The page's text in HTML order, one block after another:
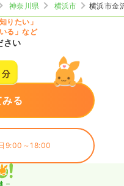
神奈川県 横浜市
横浜市金
りたい」
る」など
さい
る
9:00～18:00